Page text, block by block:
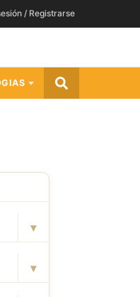
/ Registrarse
▾
▾